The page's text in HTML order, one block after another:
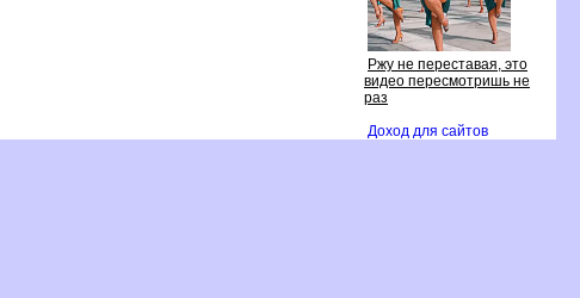
Ржу не переставая, это
идео пересмотришь не
раз
Доход для сайто